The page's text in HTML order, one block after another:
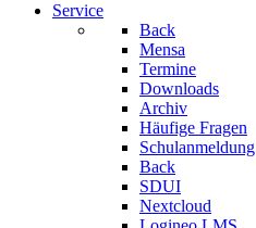
Service
Back
Mensa
Termine
Downloads
Archiv
Häufige Fragen
Schulanmeldung
Back
SDUI
Nextcloud